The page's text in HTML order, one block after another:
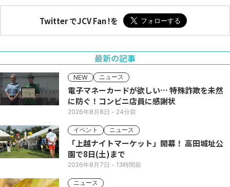
Twitter でJCV Fan !を
最新の記事
NEW ニュース
電子マネーカードが欲しい… 特殊詐欺を未然
に防ぐ！コンビニ店員に感謝状
2026年8月8日 - 24分前
イベント ニュース
「上越ナイトマーケット」開幕！ 高田城址公
園で8日(土)まで
2026年8月7日 - 13時間前
ニュース